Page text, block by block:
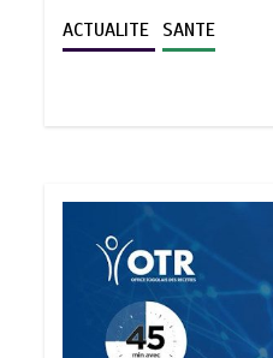
ACTUALITE SANTE